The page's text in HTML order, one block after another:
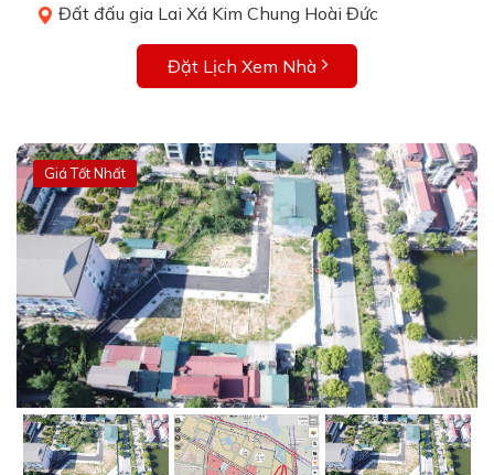
Đất đấu gia Lai Xá Kim Chung Hoài Đức
Đặt Lịch Xem Nhà
Giá Tốt Nhất